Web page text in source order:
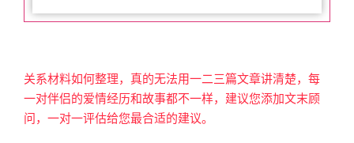
关系材料如何整理，真的无法用一二三篇文章讲清楚，每
一对伴侣的爱情经历和故事都不一样，建议您添加文末顾
问，一对一评估给您最合适的建议。